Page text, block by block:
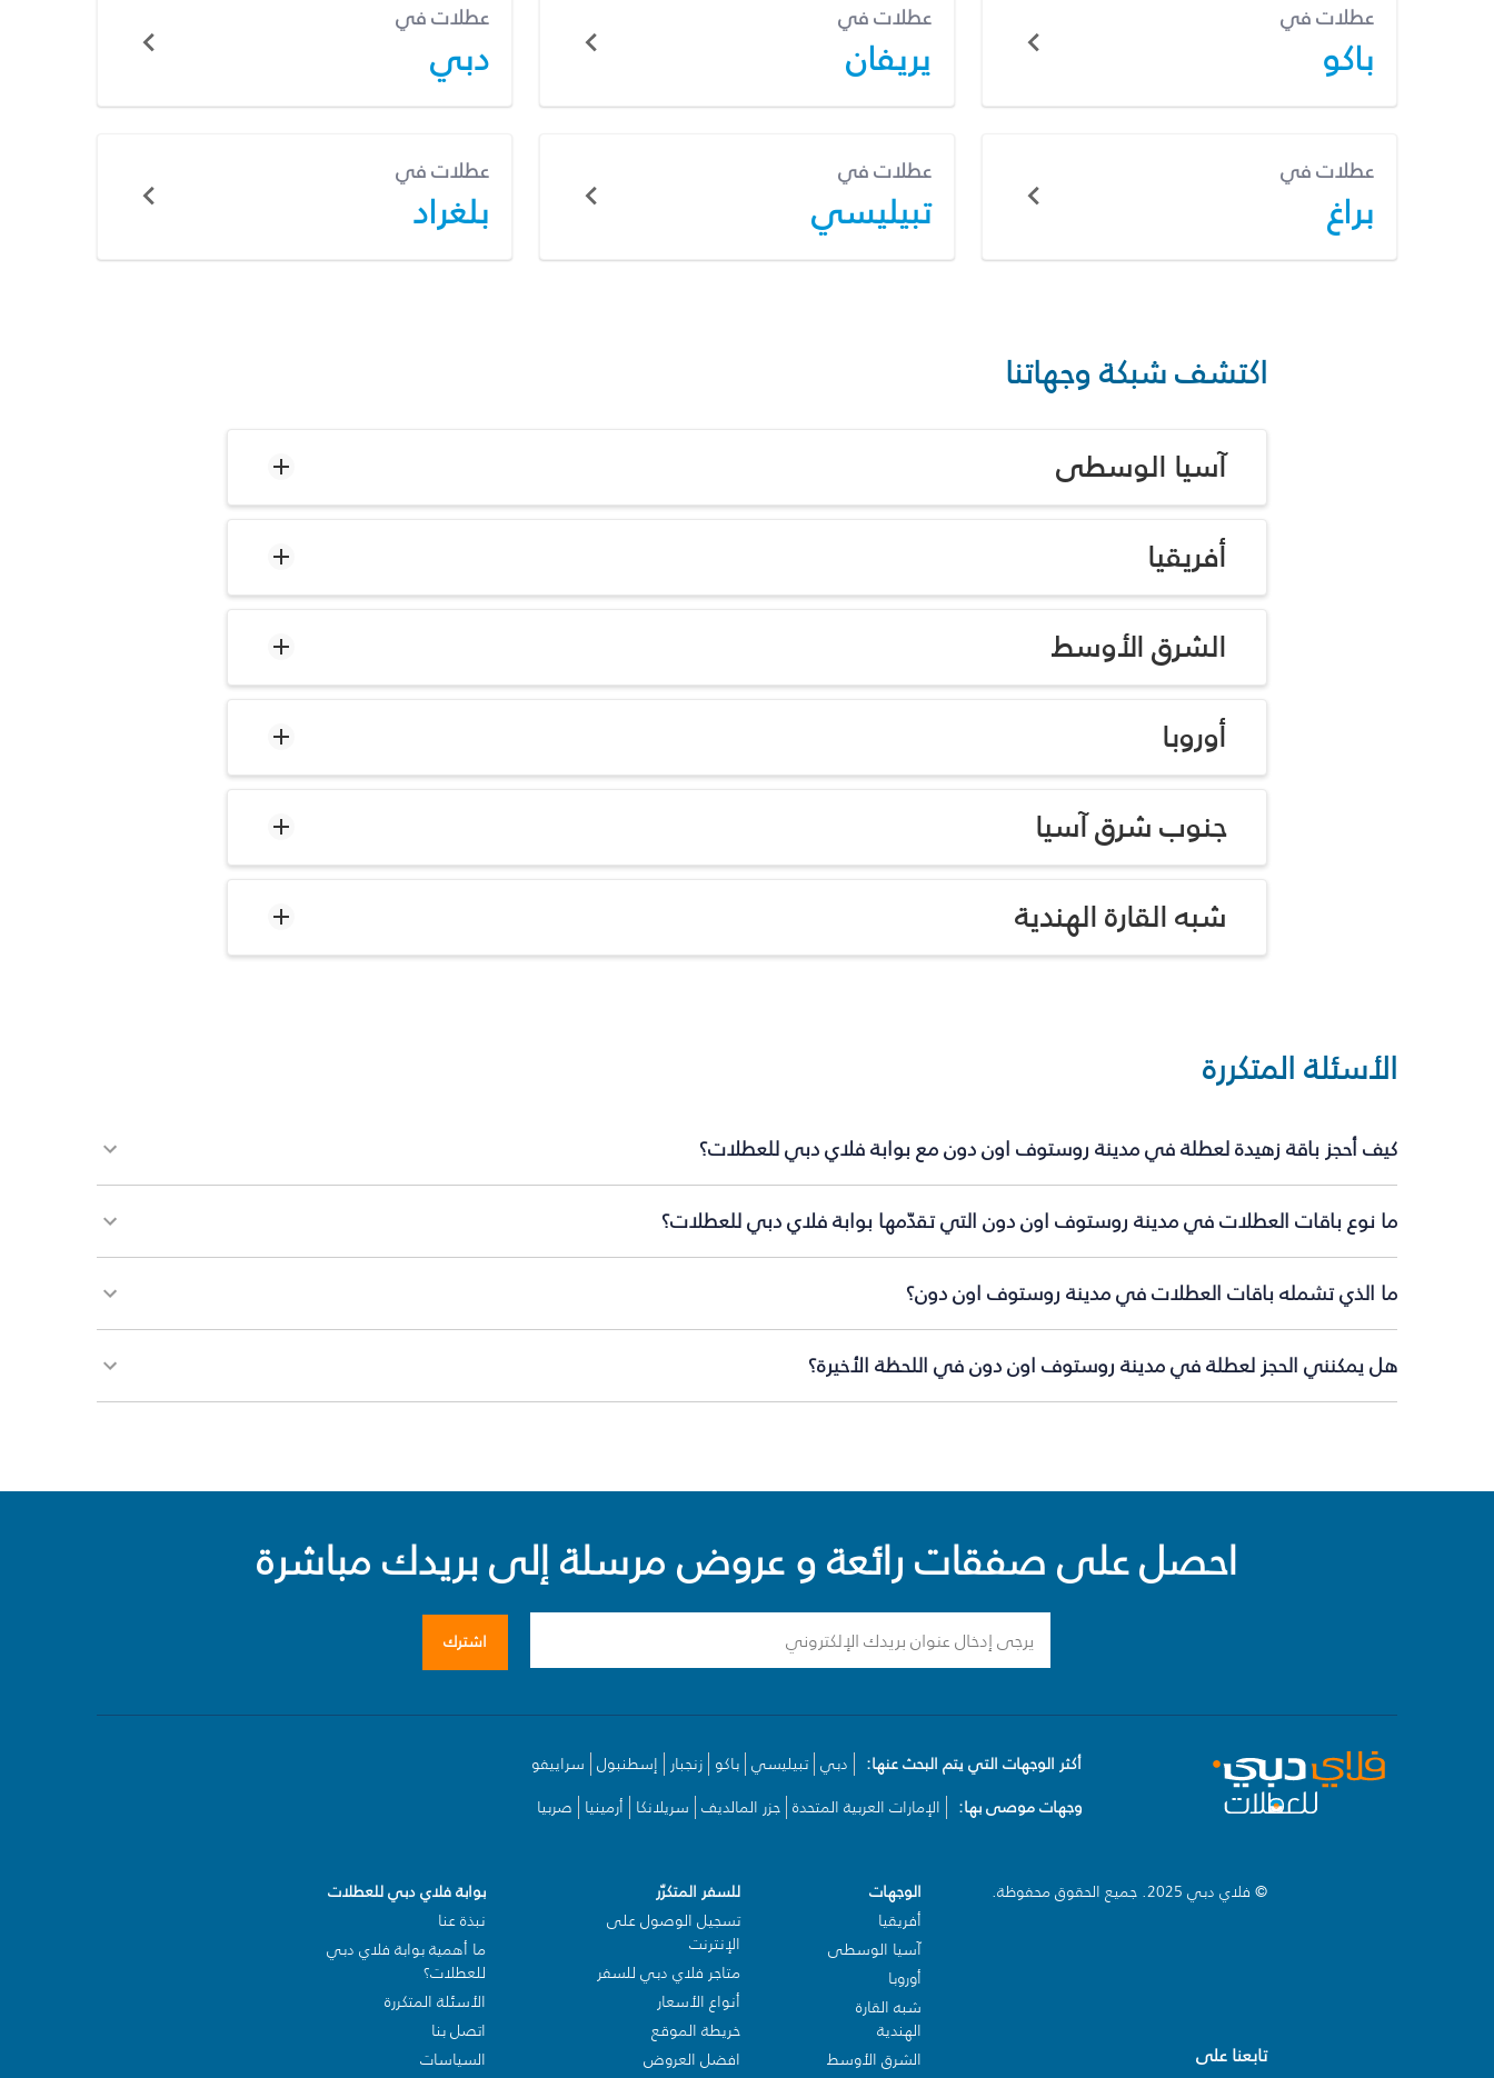
عطلات في
باكو
عطلات في
يريفان
عطلات في
دبي
عطلات في
براغ
عطلات في
تبيليسي
عطلات في
بلغراد
اكتشف شبكة وجهاتنا
آسيا الوسطى
أفريقيا
الشرق الأوسط
أوروبا
جنوب شرق آسيا
شبه القارة الهندية
الأسئلة المتكررة
كيف أحجز باقة زهيدة لعطلة في مدينة روستوف اون دون مع بوابة فلاي دبي للعطلات؟
ما نوع باقات العطلات في مدينة روستوف اون دون التي تقدّمها بوابة فلاي دبي للعطلات؟
ما الذي تشمله باقات العطلات في مدينة روستوف اون دون؟
هل يمكنني الحجز لعطلة في مدينة روستوف اون دون في اللحظة الأخيرة؟
احصل على صفقات رائعة و عروض مرسلة إلى بريدك مباشرة
اشترك
أكثر الوجهات التي يتم البحث عنها: دبي تبيليسي باكو زنجبار إسطنبول سراييفو
وجهات موصى بها:
الإمارات العربية المتحدة جزر المالديف سريلانكا أرمينيا صربيا
© فلاي دبي 2025. جميع الحقوق محفوظة.
تابعنا على
الوجهات
أفريقيا
آسيا الوسطى
أوروبا
شبه القارة
الهندية
الشرق الأوسط
للسفر المتكرّر
تسجيل الوصول على
الإنترنت
متاجر فلاي دبي للسفر
أنواع الأسعار
خريطة الموقع
افضل العروض
بوابة فلاي دبي للعطلات
نبذة عنا
ما أهمية بوابة فلاي دبي
للعطلات؟
الأسئلة المتكررة
اتصل بنا
السياسات